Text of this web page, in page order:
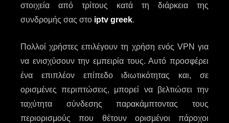
στοιχεία από τρίτους κατά τη διάρκεια της
συνδρομής σας στο iptv greek.
Πολλοί χρήστες επιλέγουν τη χρήση ενός VPN για
να ενισχύσουν την εμπειρία τους. Αυτό προσφέρει
ένα επιπλέον επίπεδο ιδιωτικότητας και, σε
ορισμένες περιπτώσεις, μπορεί να βελτιώσει την
ταχύτητα σύνδεσης παρακάμπτοντας τους
περιορισμούς που θέτουν ορισμένοι πάροχοι